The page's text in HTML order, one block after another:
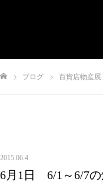
ブログ 百貨店物産展
2015.06.4
6月1日 6/1～6/7の